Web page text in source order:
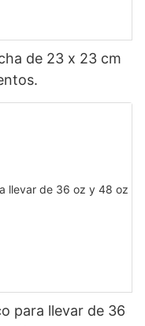
de 23 x 23 cm
para llevar de 36